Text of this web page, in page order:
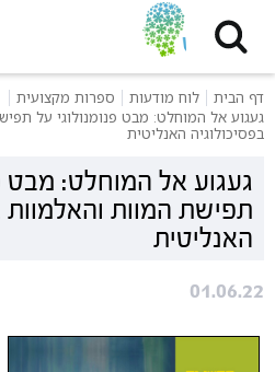
דף הבית לוח מודעות
ספרות מקצועית
געגוע אל המוחלט: מבט פנומנולוגי על
בפסיכולוגיה האנליטית
געגוע אל המוחלט: מבט
תפישת המוות והאלמוות
האנליטית
01.06.22